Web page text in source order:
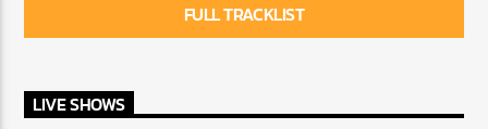
FULL TRACKLIST
LIVE SHOWS